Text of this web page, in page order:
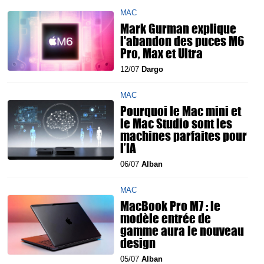
MAC
Mark Gurman explique
l'abandon des puces M6
Pro, Max et Ultra
12/07 Dargo
MAC
Pourquoi le Mac mini et
le Mac Studio sont les
machines parfaites pour
l’IA
06/07 Alban
MAC
MacBook Pro M7 : le
modèle entrée de
gamme aura le nouveau
design
05/07 Alban